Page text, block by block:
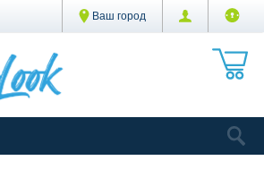
Ваш город